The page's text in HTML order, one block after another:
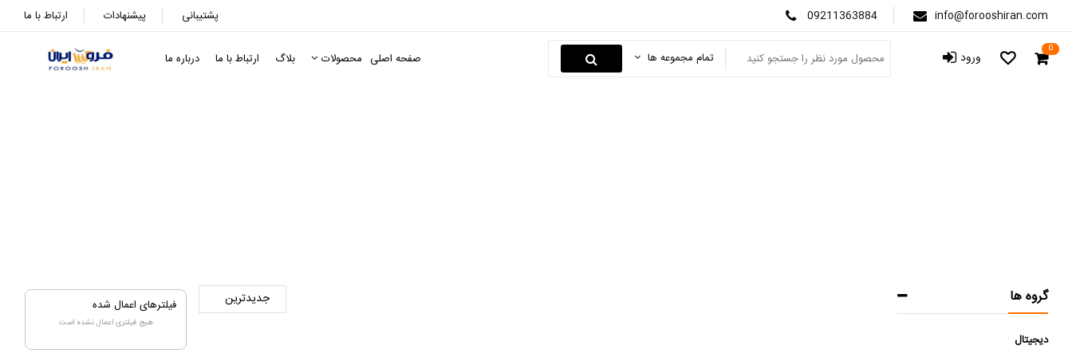
ارتباط با ما پیشنهادات پشتیبانی 09211363884 info@forooshiran.com
صفحه اصلی محصولات بلاگ ارتباط با ما درباره ما تمام مجموعه ها ورود 0
فیلترهای اعمال شده
هیچ فیلتری اعمال نشده است
گروه ها
دیجیتال